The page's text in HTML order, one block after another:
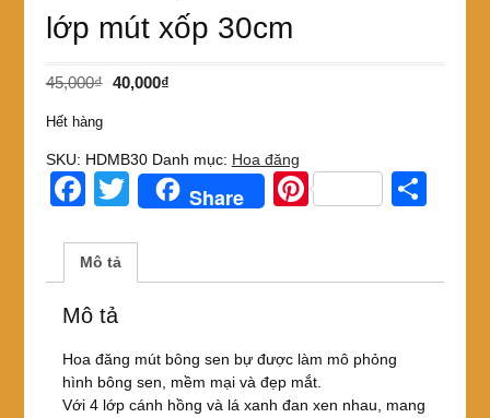
lớp mút xốp 30cm
45,000₫ Giá
45,000₫.
40,000₫
là:
40,000₫.
Hết hàng
SKU: HDMB30 Danh mục: Hoa đăng
F
c
b
o
o
T
er
Share
Pi
e
e
Mô tả
Mô tả
Hoa đăng mút bông sen bự được làm mô phỏng
hình bông sen, mềm mại và đẹp mắt.
Với 4 lớp cánh hồng và lá xanh đan xen nhau, mang